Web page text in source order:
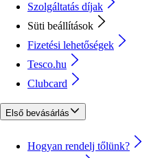
Szolgáltatás díjak
Süti beállítások
Fizetési lehetőségek
Tesco.hu
Clubcard
Első bevásárlás
Hogyan rendelj tőlünk?